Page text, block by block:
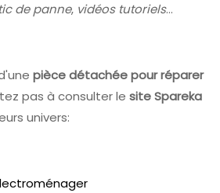
de panne, vidéos tutoriels...
pièce détachée pour réparer
pas à consulter le site Spareka
univers: